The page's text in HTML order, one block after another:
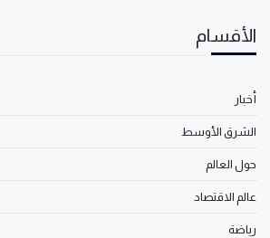
الأقسام
أخبار
الشرق الأوسط
حول العالم
عالم الاقتصاد
رياضة